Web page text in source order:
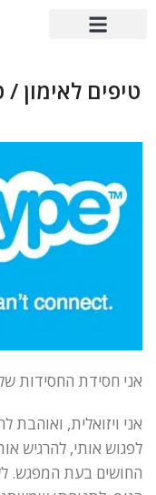
טיפים לאימון
אני חסידת החסידות
אני ויזואלית,
לפגוש אותי, להרגיש
החושים בעת המפגש.